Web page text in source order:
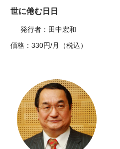
世に倦む日日
発行者：田中宏和
価格：330円/月（税込）